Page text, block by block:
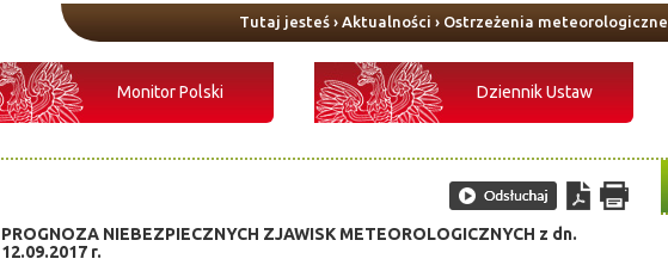
Tutaj jesteś › Aktualności › Ostrzeżenia meteorologiczne
Monitor Polski Dziennik Ustaw
PROGNOZA NIEBEZPIECZNYCH ZJAWISK METEOROLOGICZNYCH z dn.
12.09.2017 r.